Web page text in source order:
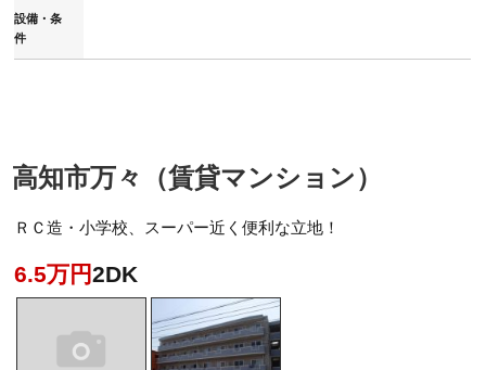
設備・条
件
高知市万々（賃貸マンション）
ＲＣ造・小学校、スーパー近く便利な立地！
6.5万円2DK